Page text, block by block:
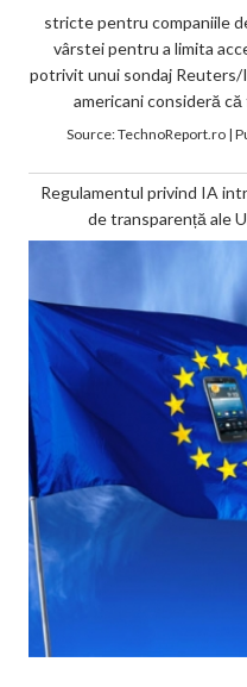
stricte pentru companiile
vârstei pentru a limita
potrivit unui sondaj Reuters/
americani consideră
Source:TechnoReport.ro |
Regulamentul privind IA
de transparență ale